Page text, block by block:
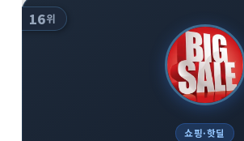
16위
쇼핑·핫딜